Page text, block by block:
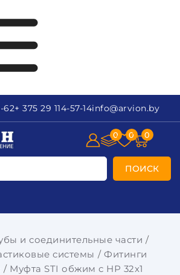
62+ 375 29 114-57-14info@arvion.by
ПОИСК
0 0 0
и соединительные части
системы
Фитинги
Муфта STI обжим с НР 32х1